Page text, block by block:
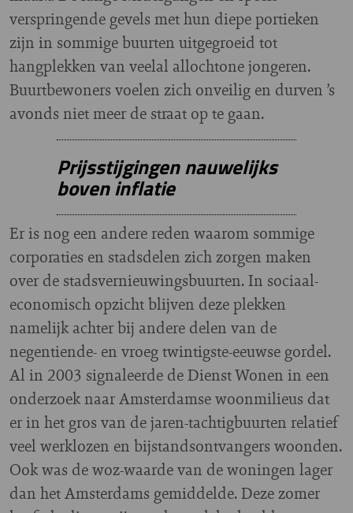
verspringende gevels met hun diepe portieken
zijn in sommige buurten uitgegroeid tot
hangplekken van veelal allochtone jongeren.
Buurtbewoners voelen zich onveilig en durven ’s
avonds niet meer de straat op te gaan.
Prijsstijgingen nauwelijks
boven inflatie
Er is nog een andere reden waarom sommige
corporaties en stadsdelen zich zorgen maken
over de stadsvernieuwingsbuurten. In sociaal-
economisch opzicht blijven deze plekken
namelijk achter bij andere delen van de
negentiende- en vroeg twintigste-eeuwse gordel.
Al in 2003 signaleerde de Dienst Wonen in een
onderzoek naar Amsterdamse woonmilieus dat
er in het gros van de jaren-tachtigbuurten relatief
veel werklozen en bijstandsontvangers woonden.
Ook was de woz-waarde van de woningen lager
dan het Amsterdams gemiddelde. Deze zomer